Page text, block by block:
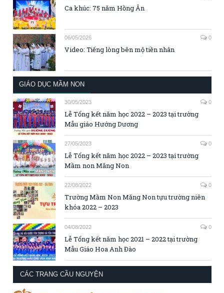
Ca khúc: 75 năm Hồng Ân
06/05/2026 0
Video: Tiếng lòng bên mộ tiền nhân
GIÁO DỤC MẦM NON
30/05/2023 0
Lễ Tổng kết năm học 2022 – 2023 tại trường
Mẫu giáo Hướng Dương
27/05/2023 0
Lễ Tổng kết năm học 2022 – 2023 tại trường
Mầm non Măng Non
22/08/2022 0
Trường Mầm Non Măng Non tựu trường niên
khóa 2022 – 2023
04/08/2022 0
Lễ Tổng kết năm học 2021 – 2022 tại trường
Mẫu Giáo Hoa Anh Đào
CÁC TRANG CẦU NGUYỆN